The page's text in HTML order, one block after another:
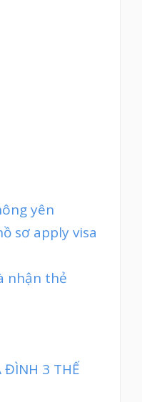
yên
sơ apply visa
nhận thẻ
ĐÌNH 3 THẾ